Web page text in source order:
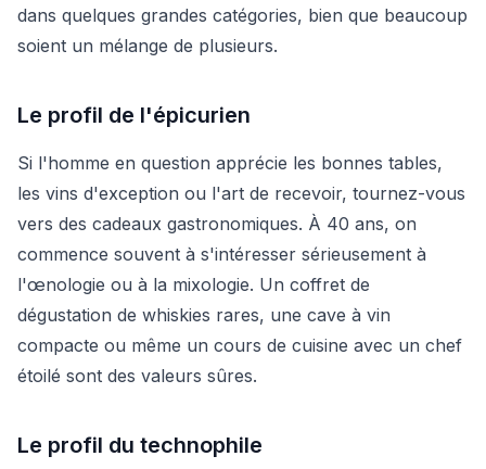
dans quelques grandes catégories, bien que beaucoup
soient un mélange de plusieurs.
Le profil de l'épicurien
Si l'homme en question apprécie les bonnes tables,
les vins d'exception ou l'art de recevoir, tournez-vous
vers des cadeaux gastronomiques. À 40 ans, on
commence souvent à s'intéresser sérieusement à
l'œnologie ou à la mixologie. Un coffret de
dégustation de whiskies rares, une cave à vin
compacte ou même un cours de cuisine avec un chef
étoilé sont des valeurs sûres.
Le profil du technophile